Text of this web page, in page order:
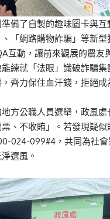
備了自製的趣味圖卡與
「網路購物詐騙」等新型
互動，讓前來觀展的農友
練就「法眼」識破詐騙集
齊力保住血汗錢，拒絕成
方公職人員選舉，政風處
、不收賄」。若發現疑
024-099#4，共同為社
選風。